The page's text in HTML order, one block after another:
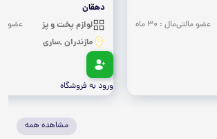
عضو مالتی‌مال : 30 ماه
دهقان
لوازم پخت و پز
مازندران ,ساری
عضو
ورود به فروشگاه
مشاهده همه